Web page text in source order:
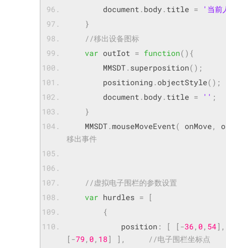
	    document
. body. title =
'当前
}
//移出设备图标
var outIot = function(){
	    MMSDT
. superposition();
	    positioning
. objectStyle();
	    document
. body. title = '' ;
}
	MMSDT
.mouseMoveEvent( onMove ,
移出事件
//虚拟电子围栏的参数设置
var hurdles =
[
{
			position
: [ [-36 , 0 , 54],
[-79 , 0 , 18 ] ],
//电子围栏坐标点